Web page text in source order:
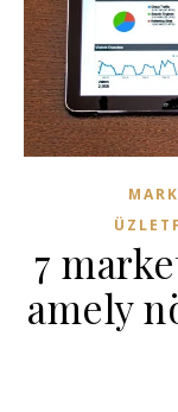
7
amely